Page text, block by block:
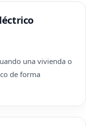
una vivienda o
de forma